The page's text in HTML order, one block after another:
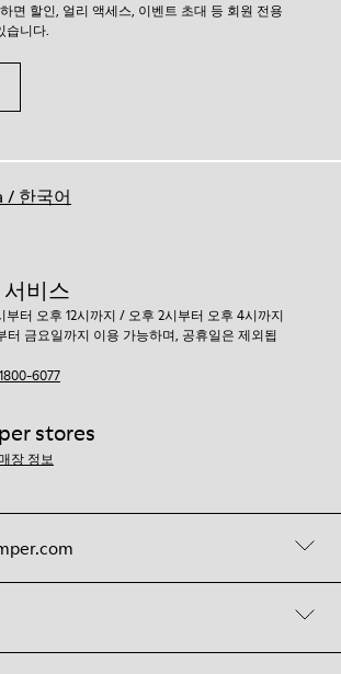
면 할인, 얼리 액세스, 이벤트 초대 등 회원 전용
습니다.
비스
부터 오후 12시까지 / 오후 2시부터 오후 4시까지
터 금요일까지 이용 가능하며, 공휴일은 제외됩
6077
stores
장 정보
/ 한국어